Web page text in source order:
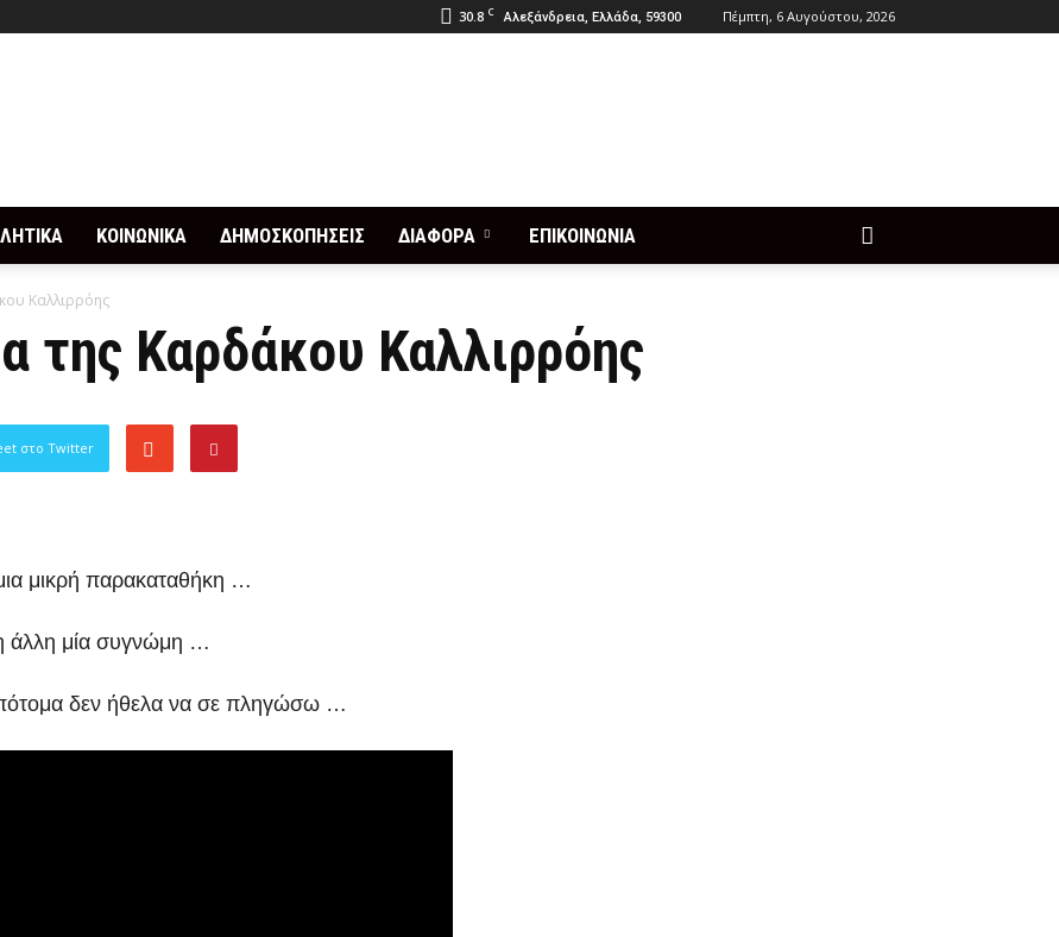
30.8 C Αλεξάνδρεια, Ελλάδα, 59300 Πέμπτη, 6 Αυγούστου, 2026
ΚΟΙΝΩΝΙΚΑ ΔΗΜΟΣΚΟΠΗΣΕΙΣ ΔΙΑΦΟΡΑ ΕΠΙΚΟΙΝΩΝΙΑ
Καλλιρρόης
της Καρδάκου Καλλιρρόης
στο Twitter
μικρή παρακαταθήκη …
άλλη μία συγνώμη …
δεν ήθελα να σε πληγώσω …